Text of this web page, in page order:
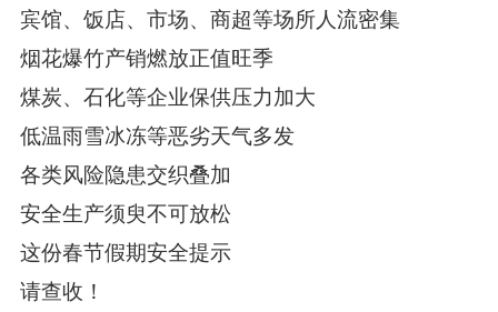
宾馆、饭店、市场、商超等场所人流密集
烟花爆竹产销燃放正值旺季
煤炭、石化等企业保供压力加大
低温雨雪冰冻等恶劣天气多发
各类风险隐患交织叠加
安全生产须臾不可放松
这份春节假期安全提示
请查收！